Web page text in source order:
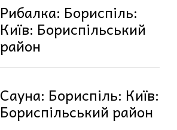
Рибалка: Бориспіль:
Київ: Бориспільський
район
Сауна: Бориспіль: Київ:
Бориспільський район